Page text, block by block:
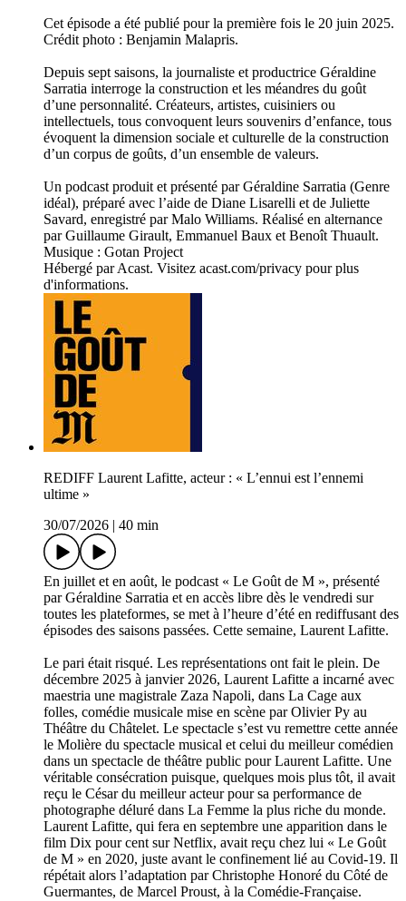
Cet épisode a été publié pour la première fois le 20 juin 2025.
Crédit photo : Benjamin Malapris.
Depuis sept saisons, la journaliste et productrice Géraldine
Sarratia interroge la construction et les méandres du goût
d’une personnalité. Créateurs, artistes, cuisiniers ou
intellectuels, tous convoquent leurs souvenirs d’enfance, tous
évoquent la dimension sociale et culturelle de la construction
d’un corpus de goûts, d’un ensemble de valeurs.
Un podcast produit et présenté par Géraldine Sarratia (Genre
idéal), préparé avec l’aide de Diane Lisarelli et de Juliette
Savard, enregistré par Malo Williams. Réalisé en alternance
par Guillaume Girault, Emmanuel Baux et Benoît Thuault.
Musique : Gotan Project
Hébergé par Acast. Visitez acast.com/privacy pour plus
d'informations.
REDIFF Laurent Lafitte, acteur : « L’ennui est l’ennemi
ultime »
30/07/2026
40 min
En juillet et en août, le podcast « Le Goût de M », présenté
par Géraldine Sarratia et en accès libre dès le vendredi sur
toutes les plateformes, se met à l’heure d’été en rediffusant des
épisodes des saisons passées. Cette semaine, Laurent Lafitte.
Le pari était risqué. Les représentations ont fait le plein. De
décembre 2025 à janvier 2026, Laurent Lafitte a incarné avec
maestria une magistrale Zaza Napoli, dans La Cage aux
folles, comédie musicale mise en scène par Olivier Py au
Théâtre du Châtelet. Le spectacle s’est vu remettre cette année
le Molière du spectacle musical et celui du meilleur comédien
dans un spectacle de théâtre public pour Laurent Lafitte. Une
véritable consécration puisque, quelques mois plus tôt, il avait
reçu le César du meilleur acteur pour sa performance de
photographe déluré dans La Femme la plus riche du monde.
Laurent Lafitte, qui fera en septembre une apparition dans le
film Dix pour cent sur Netflix, avait reçu chez lui « Le Goût
de M » en 2020, juste avant le confinement lié au Covid-19. Il
répétait alors l’adaptation par Christophe Honoré du Côté de
Guermantes, de Marcel Proust, à la Comédie-Française.